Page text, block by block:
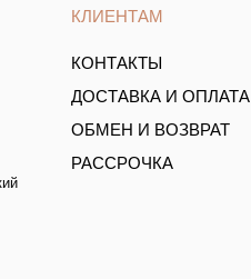
КЛИЕНТАМ
КОНТАКТЫ
ДОСТАВКА И ОПЛАТА
ОБМЕН И ВОЗВРАТ
РАССРОЧКА